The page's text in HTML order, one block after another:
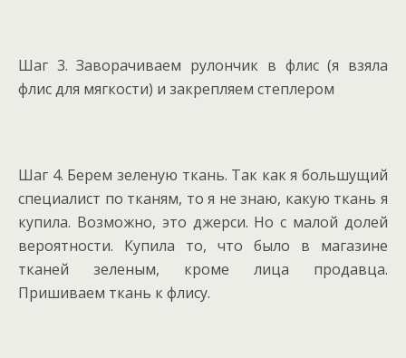
Шаг 3. Заворачиваем рулончик в флис (я взяла
флис для мягкости) и закрепляем степлером
Шаг 4. Берем зеленую ткань. Так как я большущий
специалист по тканям, то я не знаю, какую ткань я
купила. Возможно, это джерси. Но с малой долей
вероятности. Купила то, что было в магазине
тканей зеленым, кроме лица продавца.
Пришиваем ткань к флису.